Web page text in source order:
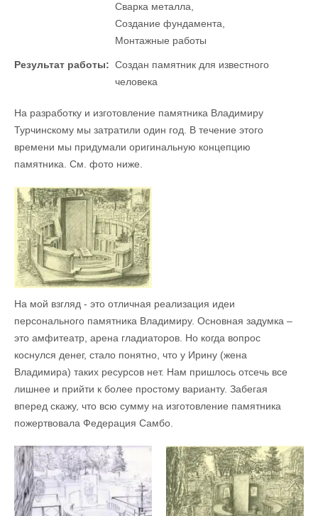
Сварка металла,
Создание фундамента,
Монтажные работы
Результат работы: Создан памятник для известного
человека
На разработку и изготовление памятника Владимиру
Турчинскому мы затратили один год. В течение этого
времени мы придумали оригинальную концепцию
памятника. См. фото ниже.
На мой взгляд - это отличная реализация идеи
персонального памятника Владимиру. Основная задумка –
это амфитеатр, арена гладиаторов. Но когда вопрос
коснулся денег, стало понятно, что у Ирину (жена
Владимира) таких ресурсов нет. Нам пришлось отсечь все
лишнее и прийти к более простому варианту. Забегая
вперед скажу, что всю сумму на изготовление памятника
пожертвовала Федерация Самбо.